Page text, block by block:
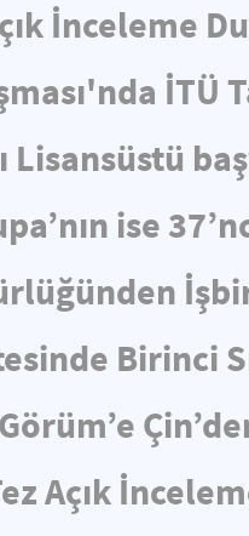
İnceleme
İTÜ
Lisansüstü
ise
Birinci
Açık